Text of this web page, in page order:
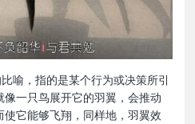
喻，指的是某个行为或决策所引
一只鸟展开它的羽翼，会推动
它能够飞翔，同样地，羽翼效